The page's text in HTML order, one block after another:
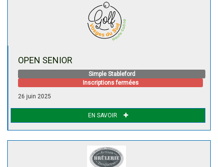
OPEN SENIOR
Simple Stableford
Inscriptions fermées
26 juin 2025
EN SAVOIR